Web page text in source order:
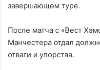
завершающем туре.
После матча с «Вест
Манчестера отдал
отваги и упорства.